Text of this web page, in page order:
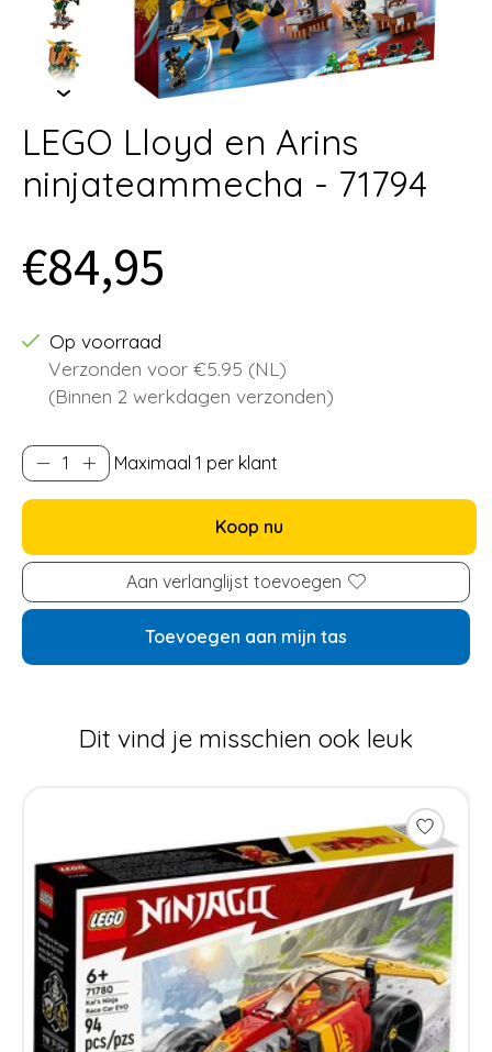
LEGO Lloyd en Arins
ninjateammecha - 71794
€84,95
Op voorraad
Verzonden voor €5.95 (NL)
(Binnen 2 werkdagen verzonden)
Maximaal 1 per klant
Koop nu
Aan verlanglijst toevoegen
Toevoegen aan mijn tas
Dit vind je misschien ook leuk